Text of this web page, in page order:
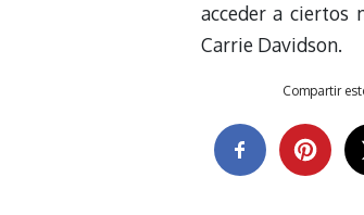
acceder a ciertos
Carrie Davidson.
Compartir